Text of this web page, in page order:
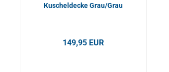
Kuscheldecke Grau/Grau
149,95 EUR